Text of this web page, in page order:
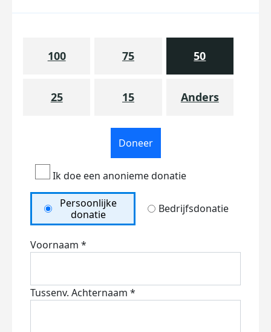
100 75 50
25 15 Anders
Doneer
Ik doe een anonieme donatie
Persoonlijke
donatie
Bedrijfsdonatie
Voornaam *
Tussenv. Achternaam *